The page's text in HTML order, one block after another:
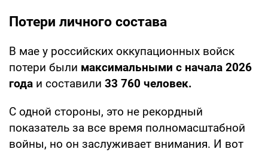
Потери личного состава
В мае у российских оккупационных войск
потери были максимальными с начала 2026
года и составили 33 760 человек.
С одной стороны, это не рекордный
показатель за все время полномасштабной
войны, но он заслуживает внимания. И вот